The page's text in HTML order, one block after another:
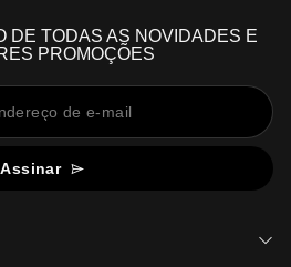
DE TODAS AS NOVIDADES E
PROMOÇÕES
Assinar